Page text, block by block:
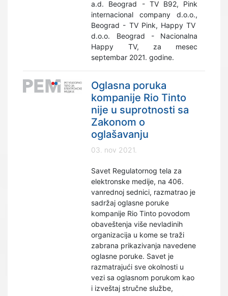
a.d. Beograd - TV B92, Pink
internacional company d.o.o.,
Beograd - TV Pink, Happy TV
d.o.o. Beograd - Nacionalna
Happy TV, za mesec
septembar 2021. godine.
Oglasna poruka
kompanije Rio Tinto
nije u suprotnosti sa
Zakonom o
oglašavanju
03. nov 2021.
Savet Regulatornog tela za
elektronske medije, na 406.
vanrednoj sednici, razmatrao je
sadržaj oglasne poruke
kompanije Rio Tinto povodom
obaveštenja više nevladinih
organizacija u kome se traži
zabrana prikazivanja navedene
oglasne poruke. Savet je
razmatrajući sve okolnosti u
vezi sa oglasnom porukom kao
i izveštaj stručne službe,